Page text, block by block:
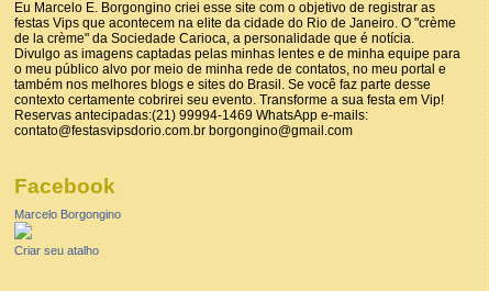
Eu Marcelo E. Borgongino criei esse site com o objetivo de registrar as
festas Vips que acontecem na elite da cidade do Rio de Janeiro. O "crème
de la crème" da Sociedade Carioca, a personalidade que é notícia.
Divulgo as imagens captadas pelas minhas lentes e de minha equipe para
o meu público alvo por meio de minha rede de contatos, no meu portal e
também nos melhores blogs e sites do Brasil. Se você faz parte desse
contexto certamente cobrirei seu evento. Transforme a sua festa em Vip!
Reservas antecipadas:(21) 99994-1469 WhatsApp e-mails:
contato@festasvipsdorio.com.br borgongino@gmail.com
Facebook
Marcelo Borgongino
Criar seu atalho